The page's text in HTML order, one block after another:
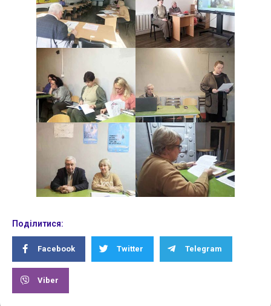
Поділитися:
Facebook Twitter Telegram
Viber